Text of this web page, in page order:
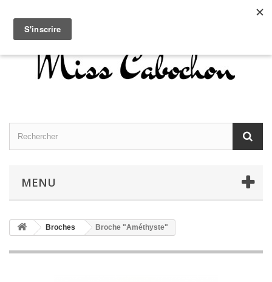
Connexion
MENU
Broches Broche "Améthyste‎"